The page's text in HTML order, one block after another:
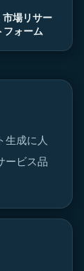
場リサー
フォーム
生成に人
ービス品